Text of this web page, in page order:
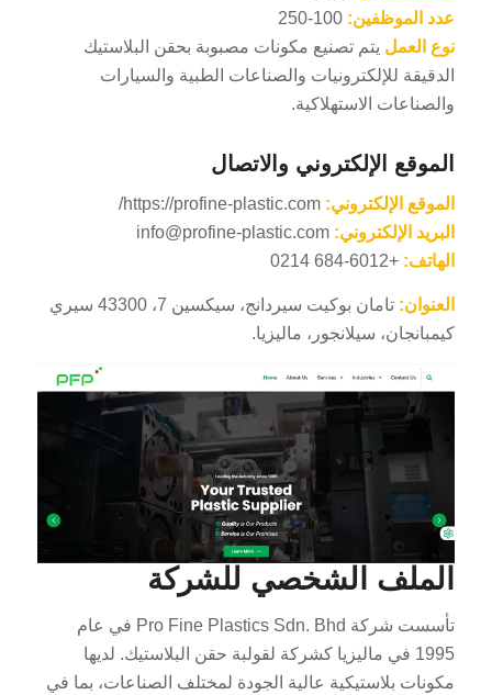
عدد الموظفين: 100-250
نوع العمل يتم تصنيع مكونات مصبوبة بحقن البلاستيك
الدقيقة للإلكترونيات والصناعات الطبية والسيارات
والصناعات الاستهلاكية.
الموقع الإلكتروني والاتصال
الموقع الإلكتروني:
البريد الإلكتروني: info@profine-plastic.com
الهاتف: +6012-684 0214
العنوان:
تامان بوكيت سيردانج، سيكسين 7، 43300 سيري
كيمبانجان، سيلانجور، ماليزيا.
الملف الشخصي للشركة
تأسست شركة Pro Fine Plastics Sdn. Bhd في عام
1995 في ماليزيا كشركة لقولبة حقن البلاستيك. لديها
مكونات بلاستيكية عالية الجودة لمختلف الصناعات، بما في